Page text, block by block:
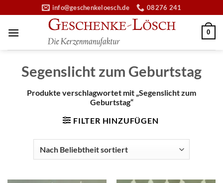
Inhalt
springen
info@geschenkeloesch.de 08276 241
0
Segenslicht zum Geburtstag
Produkte verschlagwortet mit „Segenslicht zum
Geburtstag“
FILTER HINZUFÜGEN